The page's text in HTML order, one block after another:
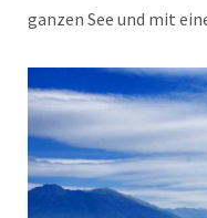
ganzen See und mit